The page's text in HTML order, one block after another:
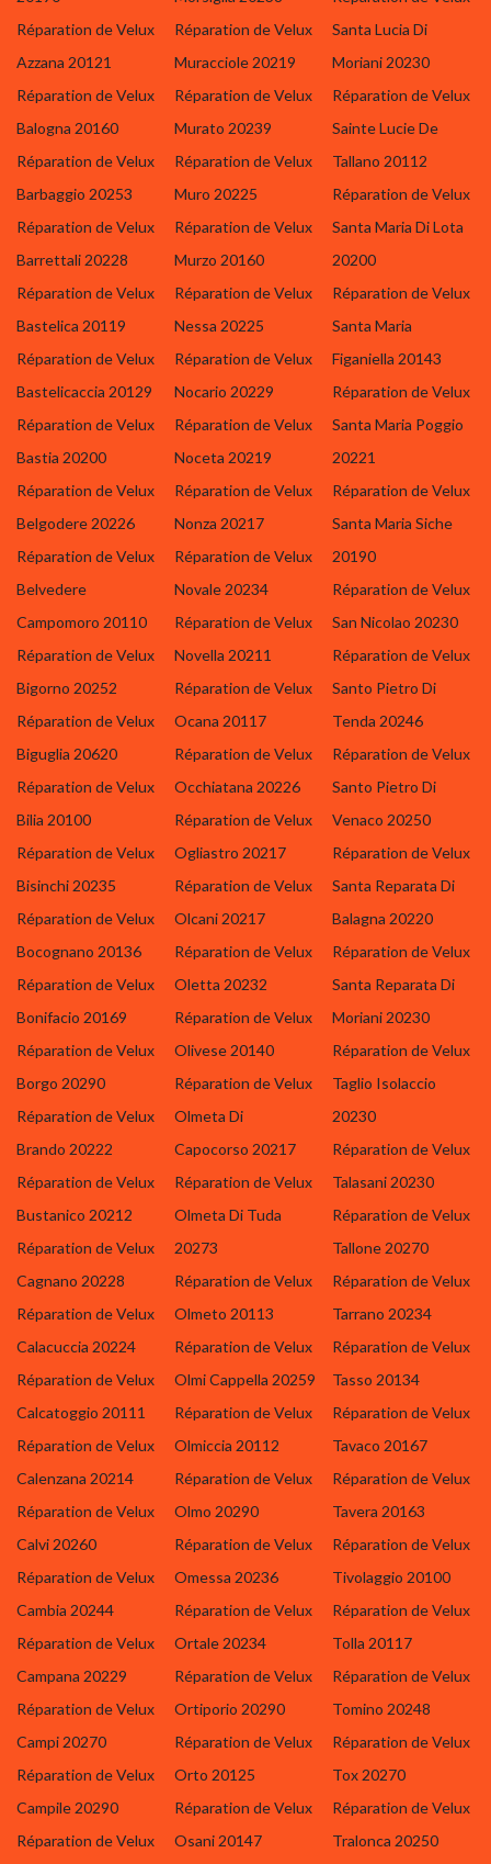
Réparation de Velux
Azzana 20121
Réparation de Velux
Balogna 20160
Réparation de Velux
Barbaggio 20253
Réparation de Velux
Barrettali 20228
Réparation de Velux
Bastelica 20119
Réparation de Velux
Bastelicaccia 20129
Réparation de Velux
Bastia 20200
Réparation de Velux
Belgodere 20226
Réparation de Velux
Belvedere
Campomoro 20110
Réparation de Velux
Bigorno 20252
Réparation de Velux
Biguglia 20620
Réparation de Velux
Bilia 20100
Réparation de Velux
Bisinchi 20235
Réparation de Velux
Bocognano 20136
Réparation de Velux
Bonifacio 20169
Réparation de Velux
Borgo 20290
Réparation de Velux
Brando 20222
Réparation de Velux
Bustanico 20212
Réparation de Velux
Cagnano 20228
Réparation de Velux
Calacuccia 20224
Réparation de Velux
Calcatoggio 20111
Réparation de Velux
Calenzana 20214
Réparation de Velux
Calvi 20260
Réparation de Velux
Cambia 20244
Réparation de Velux
Campana 20229
Réparation de Velux
Campi 20270
Réparation de Velux
Campile 20290
Réparation de Velux
Réparation de Velux
Muracciole 20219
Réparation de Velux
Murato 20239
Réparation de Velux
Muro 20225
Réparation de Velux
Murzo 20160
Réparation de Velux
Nessa 20225
Réparation de Velux
Nocario 20229
Réparation de Velux
Noceta 20219
Réparation de Velux
Nonza 20217
Réparation de Velux
Novale 20234
Réparation de Velux
Novella 20211
Réparation de Velux
Ocana 20117
Réparation de Velux
Occhiatana 20226
Réparation de Velux
Ogliastro 20217
Réparation de Velux
Olcani 20217
Réparation de Velux
Oletta 20232
Réparation de Velux
Olivese 20140
Réparation de Velux
Olmeta Di
Capocorso 20217
Réparation de Velux
Olmeta Di Tuda
20273
Réparation de Velux
Olmeto 20113
Réparation de Velux
Olmi Cappella 20259
Réparation de Velux
Olmiccia 20112
Réparation de Velux
Olmo 20290
Réparation de Velux
Omessa 20236
Réparation de Velux
Ortale 20234
Réparation de Velux
Ortiporio 20290
Réparation de Velux
Orto 20125
Réparation de Velux
Osani 20147
Santa Lucia Di
Moriani 20230
Réparation de Velux
Sainte Lucie De
Tallano 20112
Réparation de Velux
Santa Maria Di Lota
20200
Réparation de Velux
Santa Maria
Figaniella 20143
Réparation de Velux
Santa Maria Poggio
20221
Réparation de Velux
Santa Maria Siche
20190
Réparation de Velux
San Nicolao 20230
Réparation de Velux
Santo Pietro Di
Tenda 20246
Réparation de Velux
Santo Pietro Di
Venaco 20250
Réparation de Velux
Santa Reparata Di
Balagna 20220
Réparation de Velux
Santa Reparata Di
Moriani 20230
Réparation de Velux
Taglio Isolaccio
20230
Réparation de Velux
Talasani 20230
Réparation de Velux
Tallone 20270
Réparation de Velux
Tarrano 20234
Réparation de Velux
Tasso 20134
Réparation de Velux
Tavaco 20167
Réparation de Velux
Tavera 20163
Réparation de Velux
Tivolaggio 20100
Réparation de Velux
Tolla 20117
Réparation de Velux
Tomino 20248
Réparation de Velux
Tox 20270
Réparation de Velux
Tralonca 20250